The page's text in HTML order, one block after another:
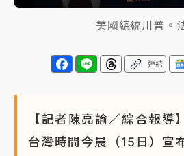
押庭
美國總統川普。
連結
【記者陳亮諭／綜合報導
台灣時間今晨（15日）宣